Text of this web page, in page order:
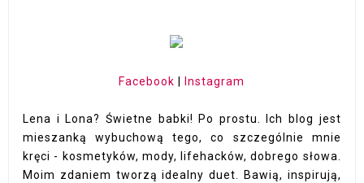
Facebook Instagram
Lena i Lona? Świetne babki! Po prostu. Ich blog jest
mieszanką wybuchową tego, co szczególnie mnie
kręci - kosmetyków, mody, lifehacków, dobrego słowa.
Moim zdaniem tworzą idealny duet. Bawią, inspirują,